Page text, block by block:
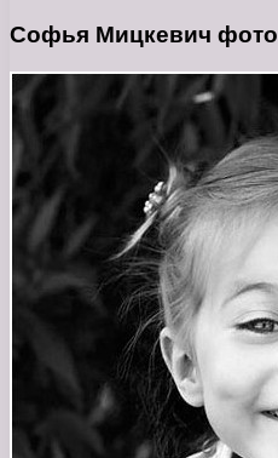
Софья Мицкевич фото